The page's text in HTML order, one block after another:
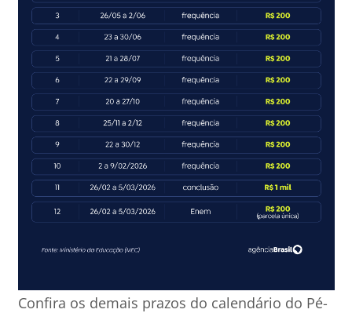
Confira os demais prazos do calendário do Pé-